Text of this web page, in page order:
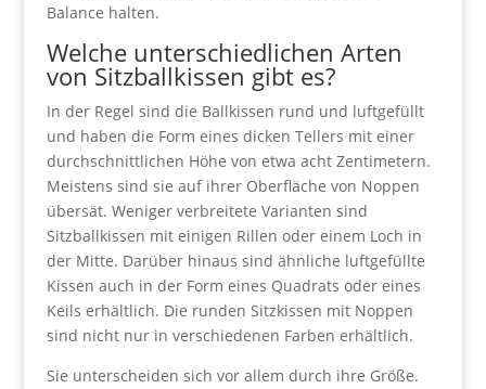
Balance halten.
Welche unterschiedlichen Arten
von Sitzballkissen gibt es?
In der Regel sind die Ballkissen rund und luftgefüllt
und haben die Form eines dicken Tellers mit einer
durchschnittlichen Höhe von etwa acht Zentimetern.
Meistens sind sie auf ihrer Oberfläche von Noppen
übersät. Weniger verbreitete Varianten sind
Sitzballkissen mit einigen Rillen oder einem Loch in
der Mitte. Darüber hinaus sind ähnliche luftgefüllte
Kissen auch in der Form eines Quadrats oder eines
Keils erhältlich. Die runden Sitzkissen mit Noppen
sind nicht nur in verschiedenen Farben erhältlich.
Sie unterscheiden sich vor allem durch ihre Größe.